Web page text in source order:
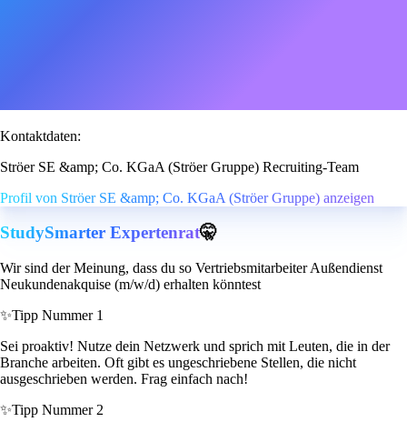
Kontaktdaten:
Ströer SE &amp; Co. KGaA (Ströer Gruppe) Recruiting-Team
Profil von Ströer SE &amp; Co. KGaA (Ströer Gruppe) anzeigen
StudySmarter Expertenrat🤫
Wir sind der Meinung, dass du so Vertriebsmitarbeiter Außendienst
Neukundenakquise (m/w/d) erhalten könntest
✨Tipp Nummer 1
Sei proaktiv! Nutze dein Netzwerk und sprich mit Leuten, die in der
Branche arbeiten. Oft gibt es ungeschriebene Stellen, die nicht
ausgeschrieben werden. Frag einfach nach!
✨Tipp Nummer 2